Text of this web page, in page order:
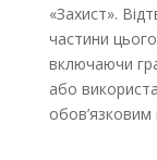
«Захист».
частини
включаючи
або